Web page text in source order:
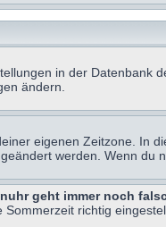
in der Datenbank
ändern.
eigenen Zeitzone. In
werden. Wenn du
geht immer noch
richtig